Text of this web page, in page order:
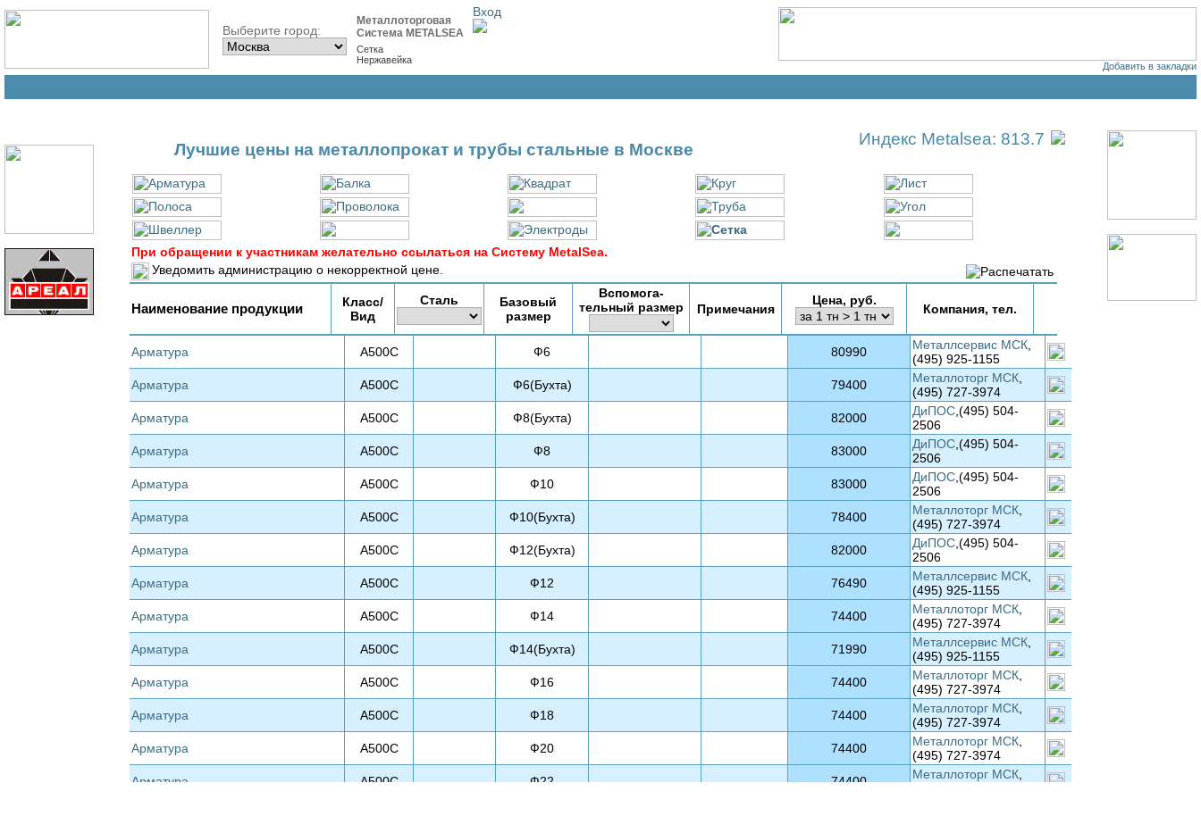
Выберите город:
Металлоторговая
Система METALSEA
Сетка
Нержавейка
Вход
Добавить в закладки
Лучшие цены на металлопрокат и трубы стальные в Москве
Индекс Metalsea: 813.7
При обращении к участникам желательно ссылаться на Систему MetalSea.
Уведомить администрацию о некорректной цене.
Наименование продукции
Класс/
Вид
Сталь
Базовый
размер
Вспомога-
тельный размер
Примечания
Цена, руб.
Компания, тел.
Арматура А500С Ф6 80990 Металлсервис МСК
(495) 925-1155
Арматура
А500С Ф6(Бухта) 79400 Металлоторг МСК
(495) 727-3974
Арматура
А500С Ф8(Бухта) 82000 ДиПОС ,(495) 504-
2506
Арматура
А500С Ф8 83000 ДиПОС ,(495) 504-
2506
Арматура
А500С Ф10 83000 ДиПОС ,(495) 504-
2506
Арматура
А500С Ф10(Бухта) 78400 Металлоторг МСК
(495) 727-3974
Арматура
А500С Ф12(Бухта) 82000 ДиПОС ,(495) 504-
2506
Арматура
А500С Ф12 76490 Металлсервис МСК
(495) 925-1155
Арматура
А500С Ф14 74400 Металлоторг МСК
(495) 727-3974
Арматура
А500С Ф14(Бухта) 71990 Металлсервис МСК
(495) 925-1155
Арматура
А500С Ф16 74400 Металлоторг МСК
(495) 727-3974
Арматура
А500С Ф18 74400 Металлоторг МСК
(495) 727-3974
Арматура
А500С Ф20 74400 Металлоторг МСК
(495) 727-3974
Арматура
А500С Ф22 74400 Металлоторг МСК